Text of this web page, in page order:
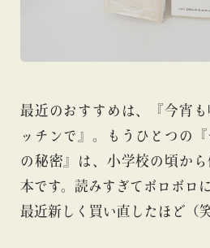
最近のおすすめは、『今宵
ッチンで』。もうひとつの
の秘密』は、小学校の頃か
本です。読みすぎてボロボロ
最近新しく買い直したほど（笑